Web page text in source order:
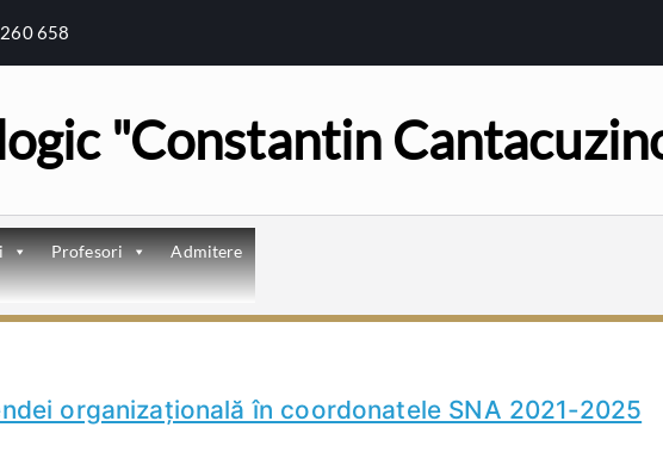
658
"Constantin
Profesori Admitere
organizațională în coordonatele SNA 2021-2025